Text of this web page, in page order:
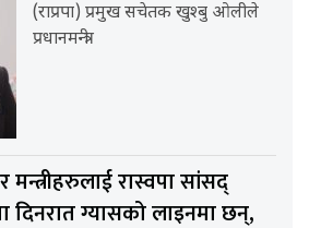
(राप्रपा) प्रमुख सचेतक खुश्बु ओलीले
प्रधानमन्त्री
र मन्त्रीहरुलाई रास्वपा सांसद्
दिनरात ग्यासको लाइनमा छन्,